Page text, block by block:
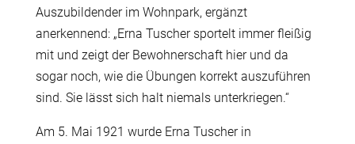
Auszubildender im Wohnpark, ergänzt
anerkennend: „Erna Tuscher sportelt immer fleißig
mit und zeigt der Bewohnerschaft hier und da
sogar noch, wie die Übungen korrekt auszuführen
sind. Sie lässt sich halt niemals unterkriegen.“
Am 5. Mai 1921 wurde Erna Tuscher in